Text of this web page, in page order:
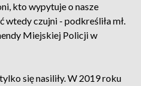
kto wypytuje o nasze
wtedy czujni - podkreśliła mł.
Miejskiej Policji w
się nasiliły. W 2019 roku